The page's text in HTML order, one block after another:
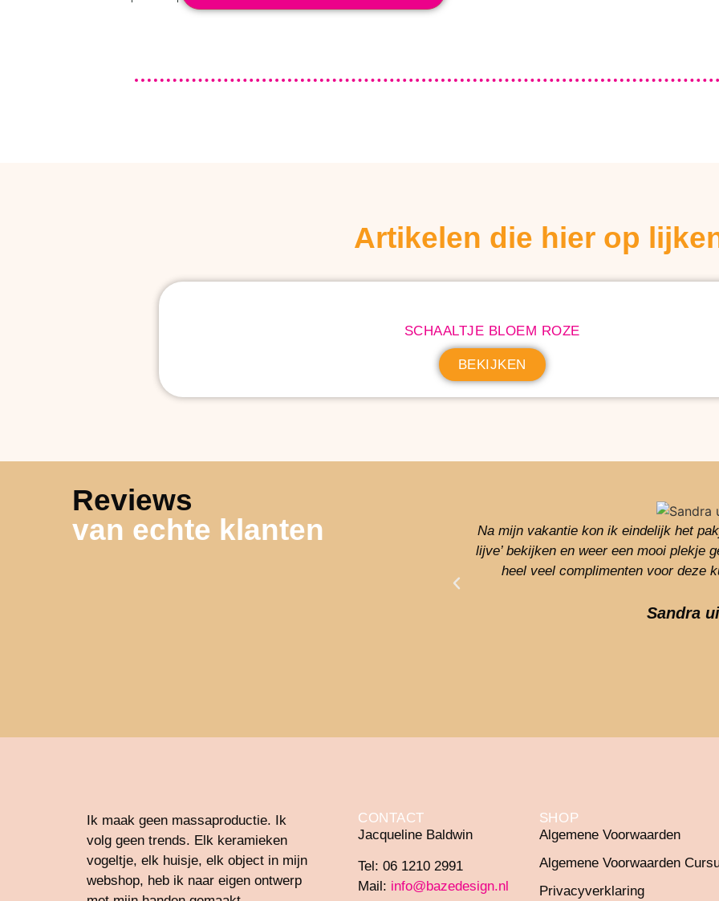
Artikelen die hier op
SCHAALTJE BLOEM ROZE
BEKIJKEN
Reviews
van echte klanten
Na mijn vakantie kon ik eindelijk het
lijve’ bekijken en weer een mooi plekje
heel veel complimenten voor deze
Sandra
Ik maak geen massaproductie. Ik
volg geen trends. Elk keramieken
vogeltje, elk huisje, elk object in mijn
webshop, heb ik naar eigen ontwerp
CONTACT
Jacqueline Baldwin
Tel: 06 1210 2991
Mail: info@bazedesign.nl
SHOP
Algemene Voorwaarden
Algemene Voorwaarden
Privacyverklaring